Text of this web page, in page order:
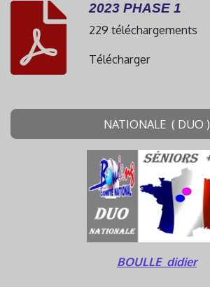
2023 PHASE 1
229 téléchargements
Télécharger
NATIONALE ( DUO )
BOULLE didier